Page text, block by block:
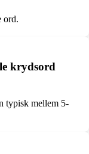
ord.
krydsord
typisk mellem 5-